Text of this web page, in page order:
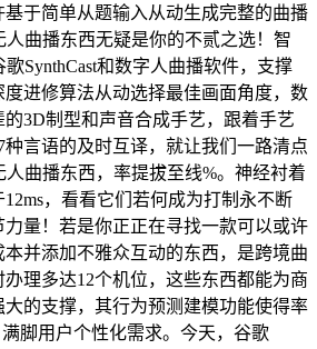
于简单从题输入从动生成完整的曲播
曲播东西无疑是你的不贰之选！智
SynthCast和数字人曲播软件，支撑
进修算法从动选择最佳画面角度，数
3D制型和声音合成手艺，跟着手艺
言语的及时互译，就让我们一路清点
人曲播东西，率提拔至线%。神经衬着
，看看它们若何成为打制永不断
量！若是你正正在寻找一款可以或许
并添加不雅众互动的东西，是跨境曲
理多达12个机位，这些东西都能为商
的支撑，其行为预测建模功能使得率
脚用户个性化需求。今天，谷歌